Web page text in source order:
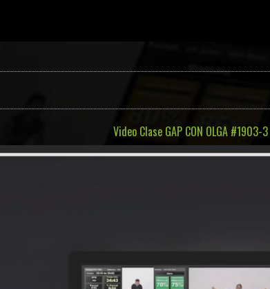
Video Clase GAP CON OLGA #1903-3